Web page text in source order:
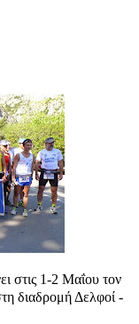
στις 1-2 Μαΐου τον
διαδρομή Δελφοί -